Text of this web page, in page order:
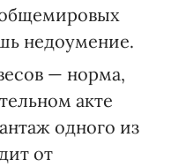
недоумение.
— норма,
акте
одного из
от